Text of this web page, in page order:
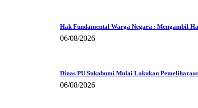
Hak Fundamental Warga Negara : Mengambil
06/08/2026
Dinas PU Sukabumi Mulai Lakukan
06/08/2026